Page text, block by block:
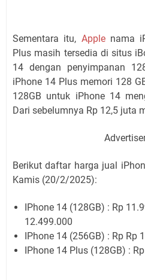
Sementara itu, Applenama
Plus masih tersedia di situs
14 dengan penyimpanan
iPhone 14 Plus memori 128
128GB untuk iPhone 14
Dari sebelumnya Rp 12,5 juta
Berikut daftar harga jual
Kamis (20/2/2025):
IPhone 14 (128GB) : Rp
12.499.000
IPhone 14 (256GB) : Rp Rp
IPhone 14 Plus (128GB) :